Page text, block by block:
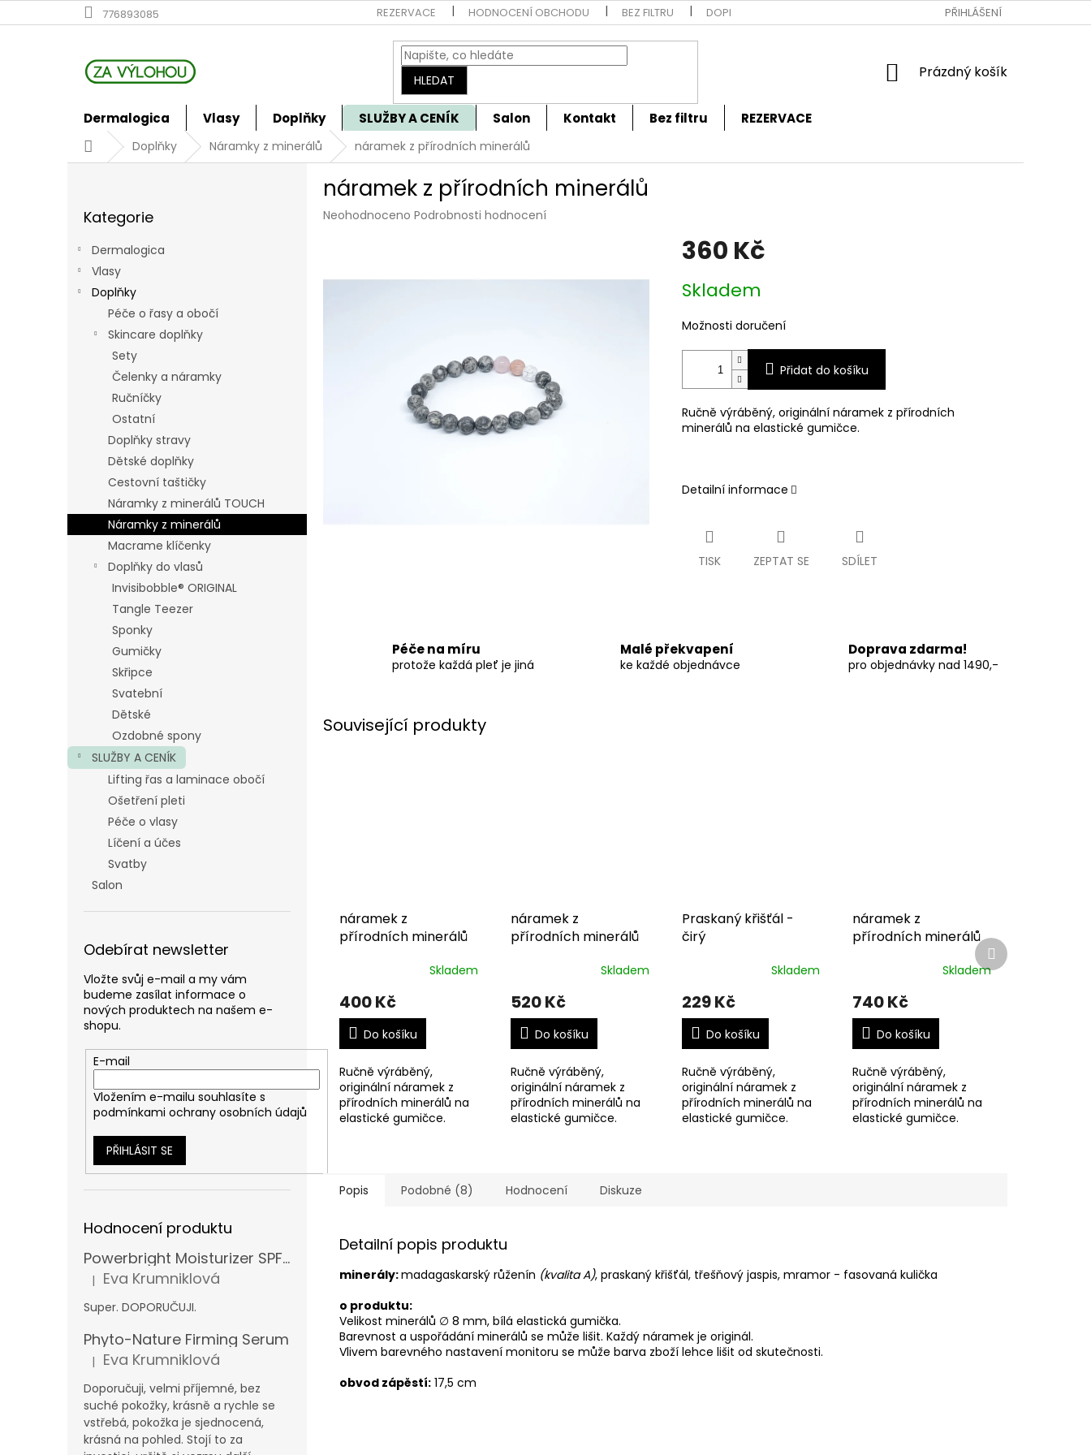
na
776893085 REZERVACE HODNOCENÍ OBCHODU BEZ FILTRU DOPRAVA A PLATBA OBCHODNÍ PODMÍNKY
PŘIHLÁŠENÍ
HLEDAT
NÁKUPNÍ
Prázdný košík
Dermalogica Vlasy Doplňky SLUŽBY A CENÍK Salon Kontakt Bez filtru REZERVACE
DomůDoplňky Náramky z minerálů náramek z přírodních minerálů
kategorie
Kategorie
Dermalogica
Vlasy
Doplňky
Péče o řasy a obočí
Skincare doplňky
Sety
Čelenky a náramky
Ručníčky
Ostatní
Doplňky stravy
Dětské doplňky
Cestovní taštičky
Náramky z minerálů TOUCH
Náramky z minerálů
Macrame klíčenky
Doplňky do vlasů
Invisibobble® ORIGINAL
Tangle Teezer
Sponky
Gumičky
Skřipce
Svatební
Dětské
Ozdobné spony
SLUŽBY A CENÍK
Lifting řas a laminace obočí
Ošetření pleti
Péče o vlasy
Líčení a účes
Svatby
Salon
Odebírat newsletter
Vložte svůj e-mail a my vám
budeme zasílat informace o
nových produktech na našem e-
shopu.
E-mail
Vložením e-mailu souhlasíte s
podmínkami ochrany osobních údajů
PŘIHLÁSIT SE
Hodnocení produktu
Powerbright Moisturizer SPF 50
Hodnocení produktu je 5 z 5 hvězdiček.
| Eva Krumniklová
Super. DOPORUČUJI.
Phyto-Nature Firming Serum
Hodnocení produktu je 5 z 5 hvězdiček.
| Eva Krumniklová
Doporučuji, velmi příjemné, bez
suché pokožky, krásně a rychle se
vstřebá, pokožka je sjednocená,
krásná na pohled. Stojí to za
náramek z přírodních minerálů
Průměrné
0,0
Neohodnoceno Podrobnosti hodnocení
360 Kč
cena:
Skladem
Možnosti doručení
Přidat do košíku
Ručně výráběný, originální náramek z přírodních
minerálů na elastické gumičce.
Detailní informace
TISK ZEPTAT SE SDÍLET
Péče na míru
protože každá pleť je jiná
Malé překvapení
ke každé objednávce
Doprava zdarma!
pro objednávky nad 1490,-
Související produkty
náramek z
přírodních minerálů
Skladem
400 Kč
Do košíku
Ručně výráběný,
originální náramek z
přírodních minerálů na
elastické gumičce.
náramek z
přírodních minerálů
Skladem
520 Kč
Do košíku
Ručně výráběný,
originální náramek z
přírodních minerálů na
elastické gumičce.
Praskaný křišťál -
čirý
Skladem
229 Kč
Do košíku
Ručně výráběný,
originální náramek z
přírodních minerálů na
elastické gumičce.
náramek z
přírodních minerálů
Skladem
740 Kč
Do košíku
Ručně výráběný,
originální náramek z
přírodních minerálů na
elastické gumičce.
Další
produkt
Popis Podobné (8) Hodnocení Diskuze
Detailní popis produktu
minerály:madagaskarský růženín (kvalita A), praskaný křišťál, třešňový jaspis, mramor - fasovaná kulička
o produktu:
Velikost minerálů ∅ 8 mm, bílá elastická gumička.
Barevnost a uspořádání minerálů se může lišit. Každý náramek je originál.
Vlivem barevného nastavení monitoru se může barva zboží lehce lišit od skutečnosti.
obvod zápěstí: 17,5 cm